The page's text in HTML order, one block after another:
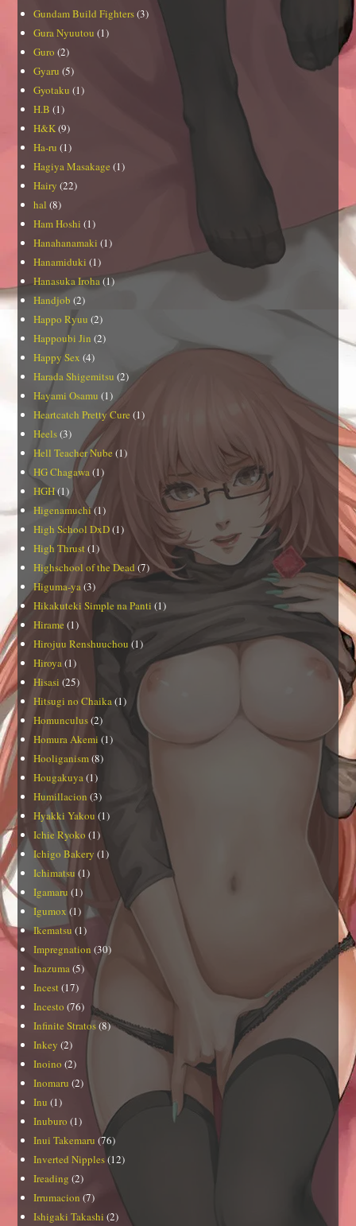
Gundam Build Fighters(3)
Gura Nyuutou (1)
Guro (2)
Gyaru (5)
Gyotaku (1)
H.B (1)
H&K(9)
Ha-ru (1)
Hagiya Masakage (1)
Hairy (22)
hal (8)
Ham Hoshi (1)
Hanahanamaki (1)
Hanamiduki (1)
Hanasuka Iroha (1)
Handjob (2)
Happo Ryuu (2)
Happoubi Jin (2)
Happy Sex (4)
Harada Shigemitsu (2)
Hayami Osamu (1)
Heartcatch Pretty Cure (1)
Heels(3)
Hell Teacher Nube (1)
HG Chagawa (1)
HGH(1)
Higenamuchi(1)
High School DxD(1)
High Thrust (1)
Highschool of the Dead (7)
Higuma-ya (3)
Hikakuteki Simple na Panti (1)
Hirame (1)
Hirojuu Renshuuchou (1)
Hiroya (1)
Hisasi (25)
Hitsugi no Chaika (1)
Homunculus(2)
Homura Akemi (1)
Hooliganism(8)
Hougakuya (1)
Humillacion (3)
Hyakki Yakou (1)
Ichie Ryoko (1)
Ichigo Bakery (1)
Ichimatsu (1)
Igamaru (1)
Igumox(1)
Ikematsu (1)
Impregnation (30)
Inazuma (5)
Incest (17)
Incesto (76)
Infinite Stratos(8)
Inkey (2)
Inoino (2)
Inomaru (2)
Inu (1)
Inuburo (1)
Inui Takemaru (76)
Inverted Nipples(12)
Ireading (2)
Irrumacion (7)
Ishigaki Takashi (2)